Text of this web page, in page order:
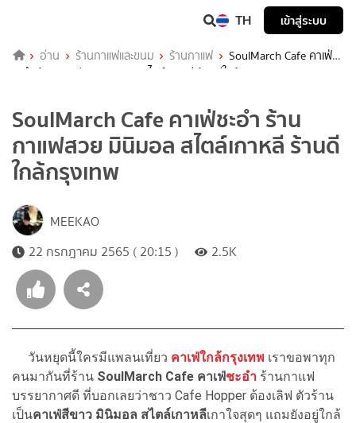
TH เข้าสู่ระบบ
อ่าน ร้านกาแฟและขนม ร้านกาแฟ
SoulMarch Cafe คาเฟ่
ชะอำ ร้านกาแฟสวย มินิมอล สไตล์เกาหลี ร้านดีใกล้กรุงเทพ
SoulMarch Cafe คาเฟ่ชะอำ ร้าน
กาแฟสวย มินิมอล สไตล์เกาหลี ร้านดี
ใกล้กรุงเทพ
MEEKAO
22 กรกฎาคม 2565 ( 20:15 )
2.5K
วันหยุดนี้ใครมีแพลนเที่ยว คาเฟ่ใกล้กรุงเทพ เราขอพาทุก
คนมากันที่ร้าน SoulMarch Cafe คาเฟ่ชะอำ ร้านกาแฟ
บรรยากาศดี ที่บอกเลยว่าชาว Cafe Hopper ต้องเลิฟ ตัวร้าน
เป็นคาเฟ่สีขาว มินิมอล สไตล์เกาหลีเกาใจสุดๆ แถมยังอยู่ใกล้